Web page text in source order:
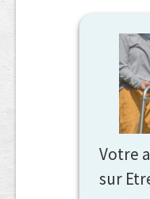
Votre
sur